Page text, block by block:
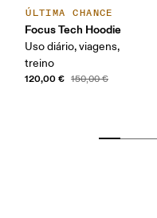
ÚLTIMA CHANCE
Focus Tech Hoodie
Uso diário, viagens,
treino
120,00 € 150,00 €